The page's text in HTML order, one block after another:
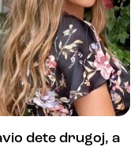
dete drugoj, a